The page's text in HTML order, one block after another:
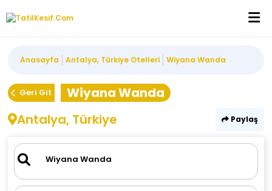
Anasayfa Antalya, Türkiye Otelleri Wiyana Wanda
Geri Git
Wiyana Wanda
Antalya, Türkiye
Paylaş